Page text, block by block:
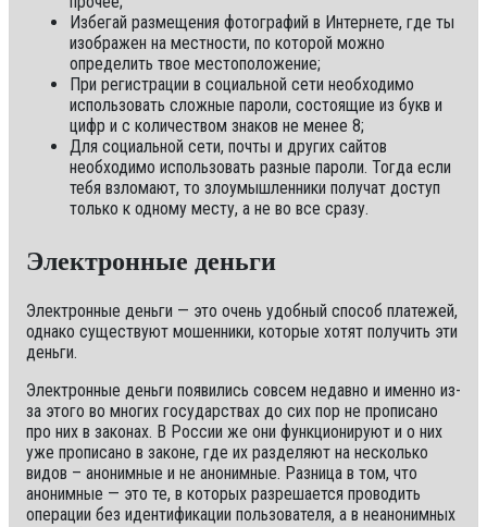
Избегай размещения фотографий в Интернете, где ты
изображен на местности, по которой можно
определить твое местоположение;
При регистрации в социальной сети необходимо
использовать сложные пароли, состоящие из букв и
цифр и с количеством знаков не менее 8;
Для социальной сети, почты и других сайтов
необходимо использовать разные пароли. Тогда если
тебя взломают, то злоумышленники получат доступ
только к одному месту, а не во все сразу.
Электронные деньги
Электронные деньги — это очень удобный способ платежей,
однако существуют мошенники, которые хотят получить эти
деньги.
Электронные деньги появились совсем недавно и именно из-
за этого во многих государствах до сих пор не прописано
про них в законах. В России же они функционируют и о них
уже прописано в законе, где их разделяют на несколько
видов – анонимные и не анонимные. Разница в том, что
анонимные — это те, в которых разрешается проводить
операции без идентификации пользователя, а в неанонимных